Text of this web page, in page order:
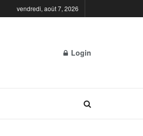
vendredi, août 7, 2026
Login